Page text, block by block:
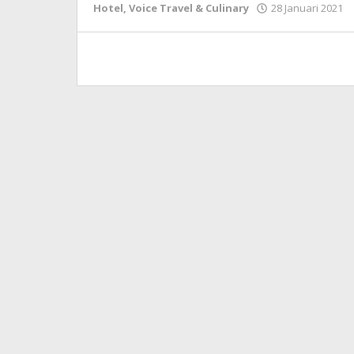
Hotel, Voice Travel & Culinary 28 Januari 2021